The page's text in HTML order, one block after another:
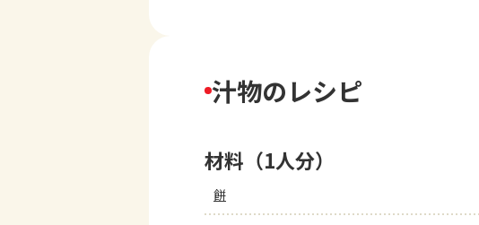
汁物のレシピ
材料（1人分）
餅